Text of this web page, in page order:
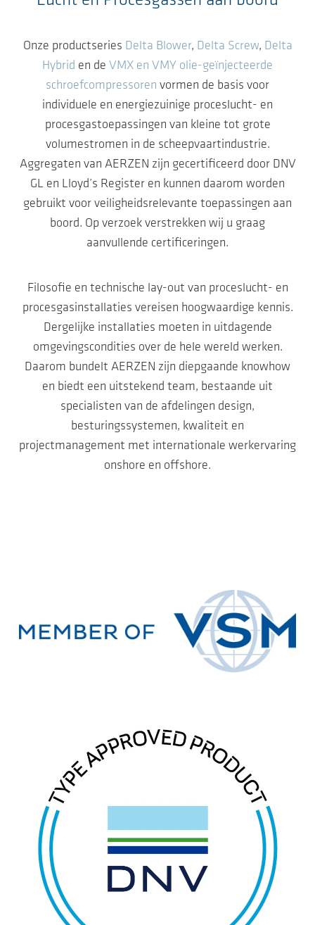
Onze productseries Delta Blower, Delta Screw, Delta
Hybrid en de VMX en VMY olie-geïnjecteerde
schroefcompressoren vormen de basis voor
individuele en energiezuinige proceslucht- en
procesgastoepassingen van kleine tot grote
volumestromen in de scheepvaartindustrie.
Aggregaten van AERZEN zijn gecertificeerd door DNV
GL en Lloyd’s Register en kunnen daarom worden
gebruikt voor veiligheidsrelevante toepassingen aan
boord. Op verzoek verstrekken wij u graag
aanvullende certificeringen.
Filosofie en technische lay-out van proceslucht- en
procesgasinstallaties vereisen hoogwaardige kennis.
Dergelijke installaties moeten in uitdagende
omgevingscondities over de hele wereld werken.
Daarom bundelt AERZEN zijn diepgaande knowhow
en biedt een uitstekend team, bestaande uit
specialisten van de afdelingen design,
besturingssystemen, kwaliteit en
projectmanagement met internationale werkervaring
onshore en offshore.